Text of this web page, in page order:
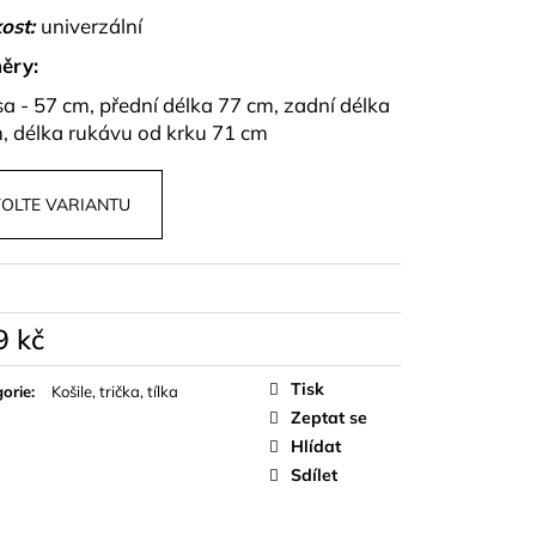
univerzální
- 57 cm, přední délka 77 cm, zadní délka
délka rukávu od krku 71 cm
VARIANTU
kč
: Košile, trička, tílka
Tisk
Zeptat se
Hlídat
Sdílet